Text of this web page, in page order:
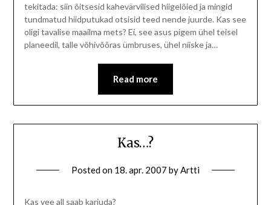
tekitada: siin õitsesid kahevärvilised hiigelõied ja mingid
tundmatud hiidputukad otsisid teed nende juurde. Kas see
oligi tavalise maailma mets? Ei, see asus pigem ühel teisel
planeedil, talle võhivõõras ümbruses, ühel niiske ja…
Read more
Kas…?
Posted on 18. apr. 2007 byArtti
Kas vee all saab karjuda?